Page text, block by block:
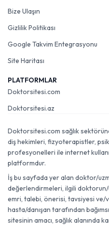
Bize Ulaşın
Gizlilik Politikası
Google Takvim Entegrasyonu
Site Haritası
PLATFORMLAR
Doktorsitesi.com
Doktorsitesi.az
Doktorsitesi.com sağlık
diş hekimleri, fizyoterapistler,
profesyonelleri ile internet
platformdur.
İş bu sayfada yer alan doktor/
değerlendirmeleri, ilgili doktorun/
emri, talebi, önerisi, tavsiyesi ve/
hasta/danışan tarafından
sitesinin amacı, sağlık alanında